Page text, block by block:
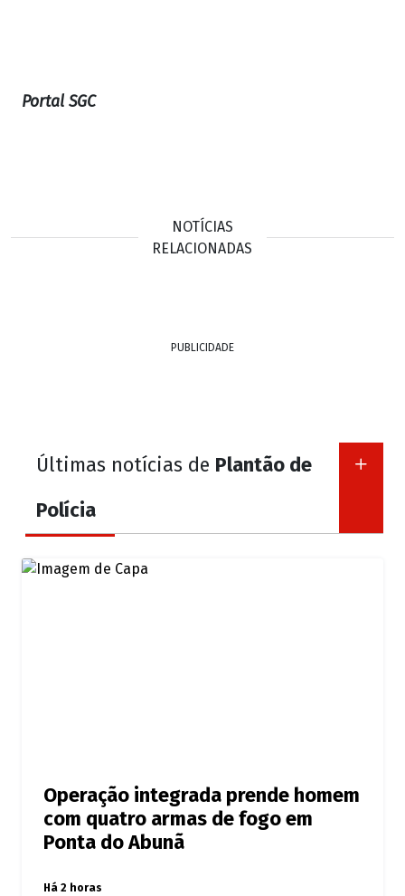
Portal SGC
NOTÍCIAS
RELACIONADAS
PUBLICIDADE
Últimas notícias de Plantão de
Polícia
Operação integrada prende homem
com quatro armas de fogo em
Ponta do Abunã
Há 2 horas